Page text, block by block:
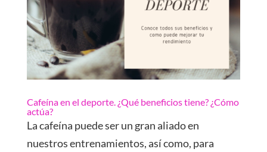
Cafeína en el deporte. ¿Qué beneficios tiene? ¿Cómo
actúa?
La cafeína puede ser un gran aliado en
nuestros entrenamientos, así como, para